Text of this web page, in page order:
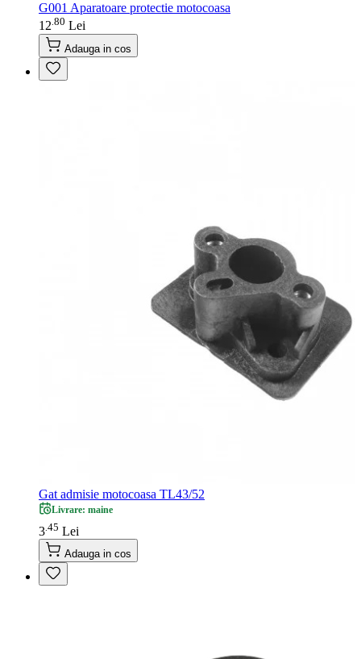
G001 Aparatoare protectie motocoasa
12 80 Lei
Adauga in cos
Gat admisie motocoasa TL43/52
Livrare: maine
3 45 Lei
Adauga in cos